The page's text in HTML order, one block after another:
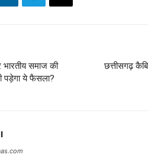
भारतीय समाज की
पड़ेगा ये फैसला?
छत्तीसगढ़